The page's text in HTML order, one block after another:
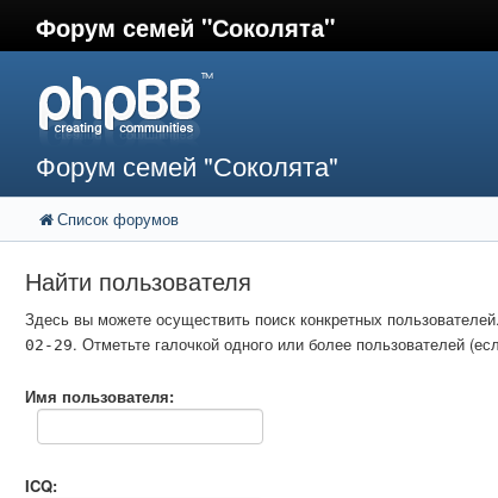
Форум семей "Соколята"
Форум семей "Соколята"
Список форумов
Найти пользователя
Здесь вы можете осуществить поиск конкретных
02-29. Отметьте галочкой одного или более пользователей
Имя пользователя:
ICQ: